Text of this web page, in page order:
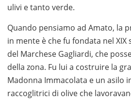
ulivi e tanto verde.
Quando pensiamo ad Amato, la
in mente è che fu fondata nel XIX
del Marchese Gagliardi, che
della zona. Fu lui a costruire la
Madonna Immacolata e un asilo
raccoglitrici di olive che